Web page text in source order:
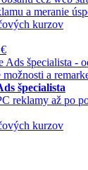
a meranie
špecialista
reklamy až po